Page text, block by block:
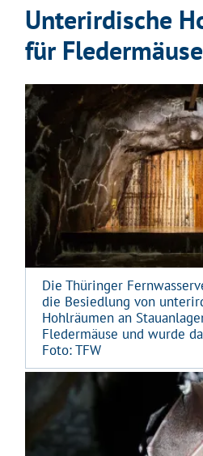
Unterirdische
für Fledermäuse
Die Thüringer
die Besiedlung von
Hohlräumen an
Fledermäuse und wurde
Foto: TFW
essenziell, Youtube und
Impressum&Datenschutz